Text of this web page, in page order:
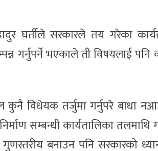
घर्तीले सरकारले तय गरेका
गर्नुपर्ने भएकाले ती विषयलाई पनि
कुनै विधेयक तर्जुमा गर्नुपरे बाधा
सम्बन्धी कार्यतालिका तलमाथि
गुणस्तरीय बनाउन पनि सरकारको